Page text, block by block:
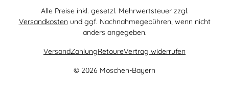
Alle Preise inkl. gesetzl. Mehrwertsteuer zzgl.
Versandkosten und ggf. Nachnahmegebühren, wenn nicht
anders angegeben.
© 2026 Moschen-Bayern
VersandZahlungRetoureVertrag widerrufen